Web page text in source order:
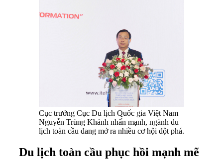
Cục trưởng Cục Du lịch Quốc gia Việt Nam
Nguyễn Trùng Khánh nhấn mạnh, ngành du
lịch toàn cầu đang mở ra nhiều cơ hội đột phá.
Du lịch toàn cầu phục hồi mạnh mẽ